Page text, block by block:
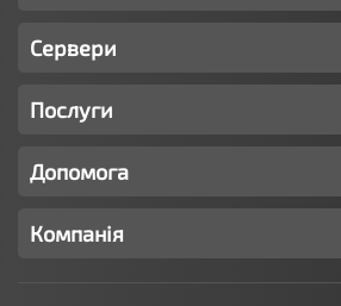
Сервери
Послуги
Допомога
Компанія